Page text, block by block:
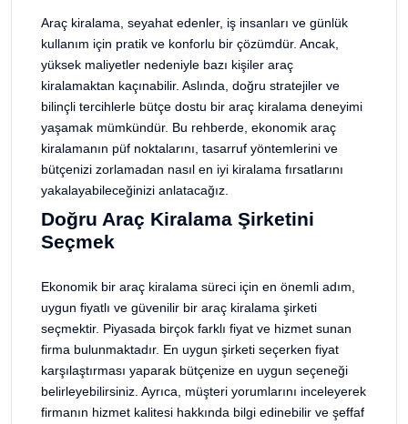
Araç kiralama, seyahat edenler, iş insanları ve günlük
kullanım için pratik ve konforlu bir çözümdür. Ancak,
yüksek maliyetler nedeniyle bazı kişiler araç
kiralamaktan kaçınabilir. Aslında, doğru stratejiler ve
bilinçli tercihlerle bütçe dostu bir araç kiralama deneyimi
yaşamak mümkündür. Bu rehberde, ekonomik araç
kiralamanın püf noktalarını, tasarruf yöntemlerini ve
bütçenizi zorlamadan nasıl en iyi kiralama fırsatlarını
yakalayabileceğinizi anlatacağız.
Doğru Araç Kiralama Şirketini
Seçmek
Ekonomik bir araç kiralama süreci için en önemli adım,
uygun fiyatlı ve güvenilir bir araç kiralama şirketi
seçmektir. Piyasada birçok farklı fiyat ve hizmet sunan
firma bulunmaktadır. En uygun şirketi seçerken fiyat
karşılaştırması yaparak bütçenize en uygun seçeneği
belirleyebilirsiniz. Ayrıca, müşteri yorumlarını inceleyerek
firmanın hizmet kalitesi hakkında bilgi edinebilir ve şeffaf